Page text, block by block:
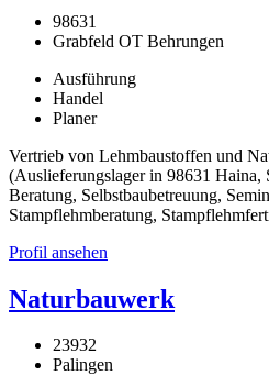
98631
Grabfeld OT Behrungen
Ausführung
Handel
Planer
Vertrieb von Lehmbaustoffen und
(Auslieferungslager in 98631 Haina,
Beratung, Selbstbaubetreuung,
Stampflehmberatung,
Profil ansehen
Naturbauwerk
23932
Palingen